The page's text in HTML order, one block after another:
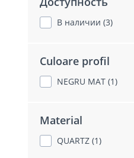
В наличии (3)
Culoare profil
NEGRU MAT (1)
Material
QUARTZ (1)